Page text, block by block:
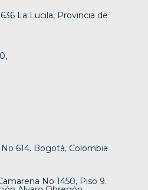
La Lucila, Provincia de
614. Bogotá, Colombia
No 1450, Piso 9.